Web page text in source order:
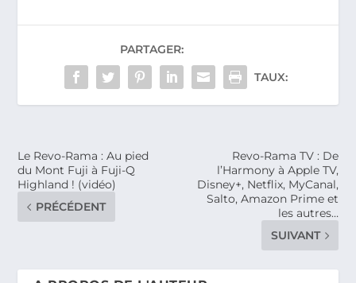
PARTAGER:
TAUX:
Le Revo-Rama : Au pied
du Mont Fuji à Fuji-Q
Highland ! (vidéo)
PRÉCÉDENT
Revo-Rama TV : De
l’Harmony à Apple TV,
Disney+, Netflix, MyCanal,
Salto, Amazon Prime et
les autres…
SUIVANT